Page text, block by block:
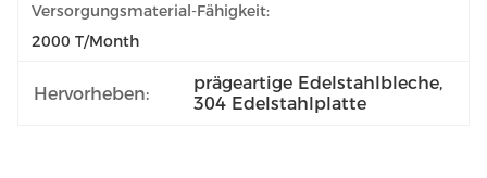
Versorgungsmaterial-Fähigkeit:
2000 T/month
Hervorheben: prägeartige Edelstahlbleche,
304 Edelstahlplatte